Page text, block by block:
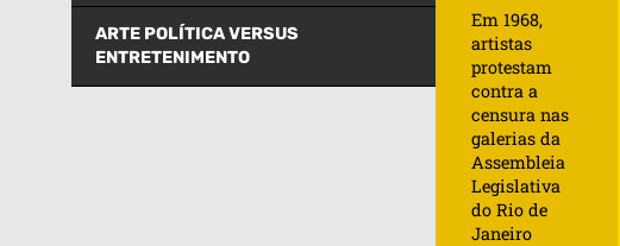
ARTE POLÍTICA VERSUS
ENTRETENIMENTO
Em 1968,
artistas
protestam
contra a
censura nas
galerias da
Assembleia
Legislativa
do Rio de
Janeiro